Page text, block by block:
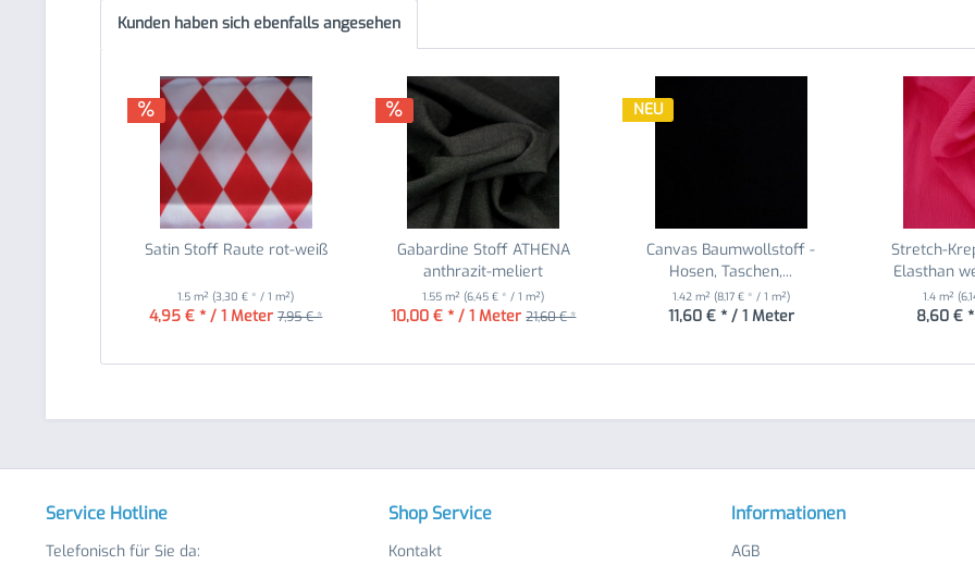
Kunden haben sich ebenfalls angesehen
Satin Stoff Raute rot-weiß
1.5 m²(3,30 € * / 1 m²)
4,95 € * / 1 Meter 7,95 € *
Gabardine Stoff ATHENA
anthrazit-meliert
1.55 m²(6,45 € * / 1 m²)
10,00 € * / 1 Meter 21,60 € *
NEU
Canvas Baumwollstoff -
Hosen, Taschen,...
1.42 m² (8,17 € * / 1 m²)
11,60 € * / 1 Meter
Stretch-
Elasthan
1.4 m²
8,60 €
Service Hotline
Telefonisch für Sie da:
Shop Service
Kontakt
Informationen
AGB